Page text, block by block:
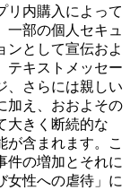
リ内購入によって
部の個人セキュ
ンとして宣伝およ
テキストメッセー
、さらには親しい
加え、おおよその
大きく断続的な
が含まれます。こ
件の増加とそれに
女性への虐待」に